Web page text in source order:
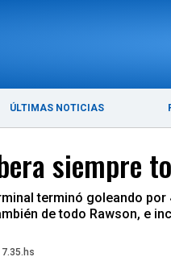
ÚLTIMAS NOTICIAS
siempre
terminó goleando
de todo Rawson, e